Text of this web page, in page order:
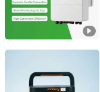
Yunnan Youjiang